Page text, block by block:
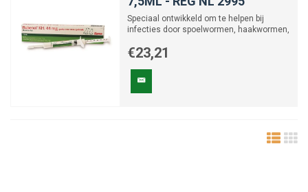
Speciaal ontwikkeld om te helpen bij
infecties door spoelwormen, haakwormen,
€23,21